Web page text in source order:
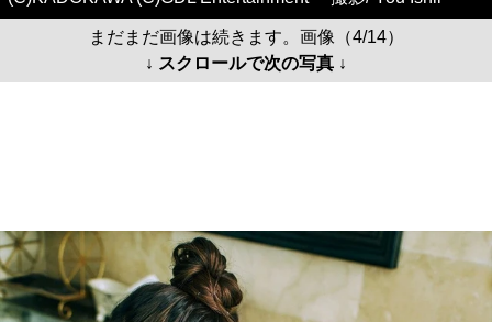
まだまだ画像は続きます。画像（4/14）
↓ スクロールで次の写真 ↓